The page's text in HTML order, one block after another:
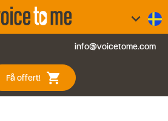
keyboard_arrow_down
info@voicetome.com
Få offert! shopping_cart